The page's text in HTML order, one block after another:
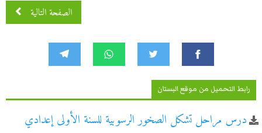
الصفحة التالية
رابط التحميل من موقع البستان
درس مراحل تشكل الصخور الرسوبية للسنة الأولى إعدادي